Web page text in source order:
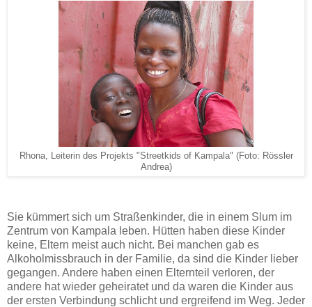
Rhona, Leiterin des Projekts "Streetkids of Kampala" (Foto: Rössler
Andrea)
Sie kümmert sich um Straßenkinder, die in einem Slum im
Zentrum von Kampala leben. Hütten haben diese Kinder
keine, Eltern meist auch nicht. Bei manchen gab es
Alkoholmissbrauch in der Familie, da sind die Kinder lieber
gegangen. Andere haben einen Elternteil verloren, der
andere hat wieder geheiratet und da waren die Kinder aus
der ersten Verbindung schlicht und ergreifend im Weg. Jeder